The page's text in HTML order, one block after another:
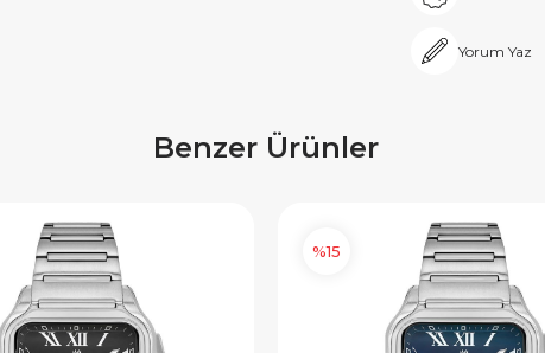
Yorum Yaz
Benzer Ürünler
%15